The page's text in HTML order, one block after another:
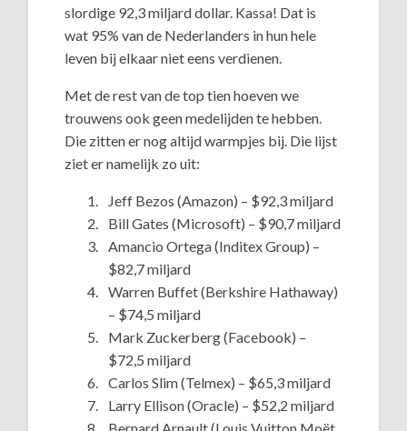
slordige 92,3 miljard dollar. Kassa! Dat is
wat 95% van de Nederlanders in hun hele
leven bij elkaar niet eens verdienen.
Met de rest van de top tien hoeven we
trouwens ook geen medelijden te hebben.
Die zitten er nog altijd warmpjes bij. Die lijst
ziet er namelijk zo uit:
Jeff Bezos (Amazon) – $92,3 miljard
Bill Gates (Microsoft) – $90,7 miljard
Amancio Ortega (Inditex Group) –
$82,7 miljard
Warren Buffet (Berkshire Hathaway)
– $74,5 miljard
Mark Zuckerberg (Facebook) –
$72,5 miljard
Carlos Slim (Telmex) – $65,3 miljard
Larry Ellison (Oracle) – $52,2 miljard